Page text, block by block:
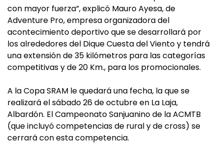
con mayor fuerza”, explicó Mauro Ayesa, de
Adventure Pro, empresa organizadora del
acontecimiento deportivo que se desarrollará por
los alrededores del Dique Cuesta del Viento y tendrá
una extensión de 35 kilómetros para las categorías
competitivas y de 20 Km., para los promocionales.
A la Copa SRAM le quedará una fecha, la que se
realizará el sábado 26 de octubre en La Laja,
Albardón. El Campeonato Sanjuanino de la ACMTB
(que incluyó competencias de rural y de cross) se
cerrará con esta competencia.